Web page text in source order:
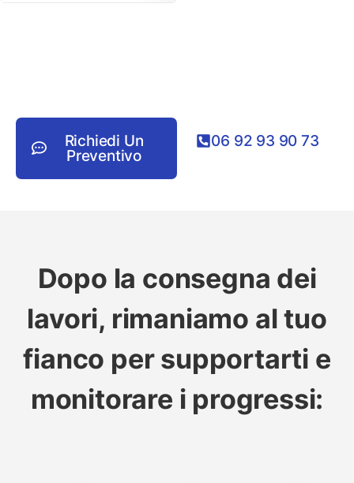
Richiedi Un
Preventivo
06 92 93 90 73
Dopo la consegna dei
lavori, rimaniamo al tuo
fianco per supportarti e
monitorare i progressi: